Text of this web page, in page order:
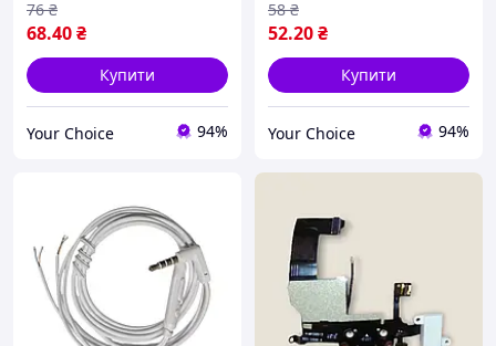
68.40₴
76 ₴
Купити
Your Choice 94%
52.20₴
58 ₴
Купити
Your Choice 94%